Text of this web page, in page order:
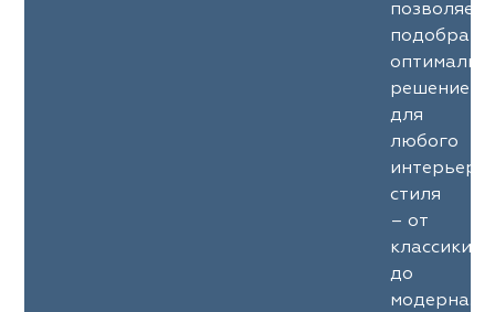
позволяет
подобрать
решение
для
любого
стиля
– от
классики
до
модерна.